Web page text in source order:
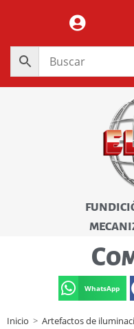
WhatsApp
Inicio > Artefactos de